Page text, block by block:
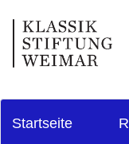
Startseite